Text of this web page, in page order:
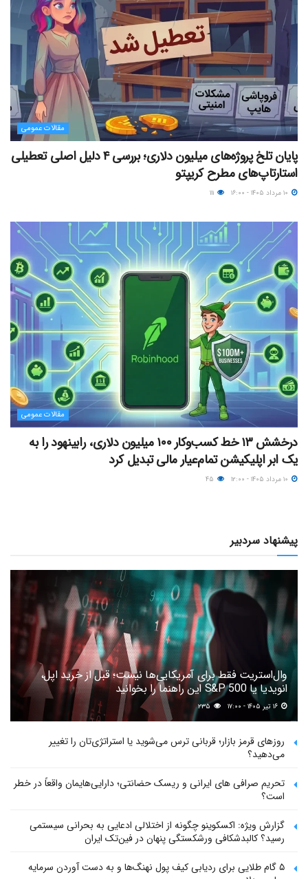
مقالات عمومی
پایان تلخ پروژه‌های میلیون دلاری؛ بررسی ۴ دلیل اصلی تعطیلی
استارتاپ‌های مطرح کریپتو
مقالات عمومی
درخشش ۱۳ خط کسب‌وکار ۱۰۰ میلیون دلاری، رابینهود را به
یک ابر اپلیکیشن تمام‌عیار مالی تبدیل کرد
پیشنهاد سردبیر
وال‌استریت فقط برای آمریکایی‌ها نیست؛ قبل از خرید اپل،
انویدیا یا S&P 500 این راهنما را بخوانید
۲۳۵
روزهای قرمز بازار؛ قربانی ترس می‌شوید یا استراتژی‌تان را تغییر
می‌دهید؟
تحریم صرافی های ایرانی و ریسک حضانتی؛ دارایی‌هایمان واقعاً در خطر
است؟
گزارش ویژه: اکسکوینو چگونه از اختلالی ادعایی به بحرانی سیستمی
رسید؟ کالبدشکافی ورشکستگی پنهان در فین‌تک ایران
۵ گام طلایی برای ردیابی کیف پول‌ نهنگ‌ها و به دست آوردن سرمایه